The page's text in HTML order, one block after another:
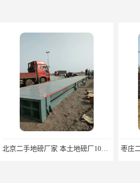
北京二手地磅厂家 本土地磅厂100秒报价